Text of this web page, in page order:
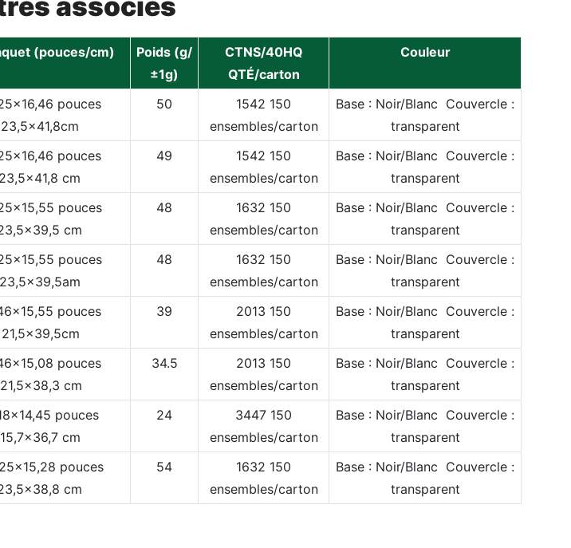
(pouces/cm)
Poids (g/
±1g)
CTNS/40HQ
QTÉ/carton
Couleur
pouces
50
1542 150
ensembles/carton
Base : Noir/Blanc Couvercle :
transparent
pouces
cm
49
1542 150
ensembles/carton
Base : Noir/Blanc Couvercle :
transparent
pouces
cm
48
1632 150
ensembles/carton
Base : Noir/Blanc Couvercle :
transparent
pouces
48
1632 150
ensembles/carton
Base : Noir/Blanc Couvercle :
transparent
pouces
39
2013 150
ensembles/carton
Base : Noir/Blanc Couvercle :
transparent
pouces
cm
34.5
2013 150
ensembles/carton
Base : Noir/Blanc Couvercle :
transparent
pouces
cm
24
3447 150
ensembles/carton
Base : Noir/Blanc Couvercle :
transparent
pouces
cm
54
1632 150
ensembles/carton
Base : Noir/Blanc Couvercle :
transparent